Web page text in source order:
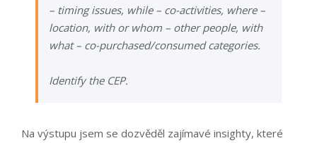
– timing issues, while – co-activities, where –
location, with or whom – other people, with
what – co-purchased/consumed categories.
Identify the CEP.
Na výstupu jsem se dozvěděl zajímavé insighty, které